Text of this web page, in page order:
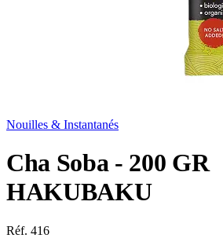
Nouilles & Instantanés
Cha Soba - 200 GR
HAKUBAKU
Réf. 416